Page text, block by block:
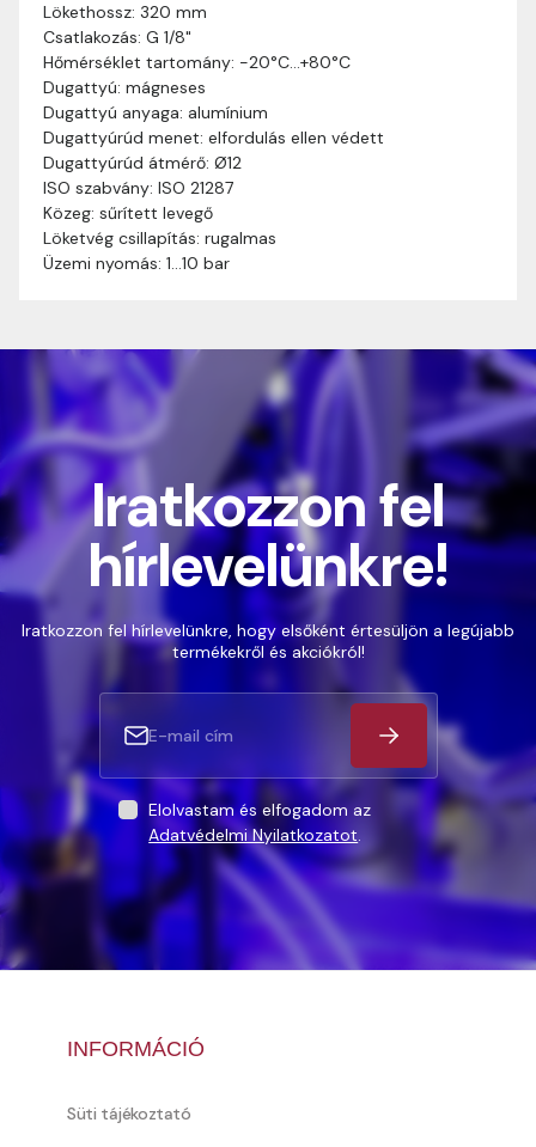
Lökethossz: 320 mm
Csatlakozás: G 1/8"
Hőmérséklet tartomány: -20°C…+80°C
Dugattyú: mágneses
Dugattyú anyaga: alumínium
Dugattyúrúd menet: elfordulás ellen védett
Dugattyúrúd átmérő: Ø12
ISO szabvány: ISO 21287
Közeg: sűrített levegő
Löketvég csillapítás: rugalmas
Üzemi nyomás: 1…10 bar
Szállítási idő:
munkanapon belül kézbesítjük. Amennyiben
valamilyen okból kifolyólag a szállítás hosszabb
ideig tart, előre értesítünk benneteket.
Szállítási díj: A szállítási díj függ a termék súlyától
és a szállítási cím távolságától. A pontos szállítási
díjat a vásárlás folyamata során megtekinthetitek,
mielőtt a rendelést véglegesítitek.
Iratkozzon fel
hírlevelünkre!
Iratkozzon fel hírlevelünkre, hogy elsőként értesüljön a legújabb
termékekről és akciókról!
Elolvastam és elfogadom az
Adatvédelmi Nyilatkozatot.
INFORMÁCIÓ
Süti tájékoztató